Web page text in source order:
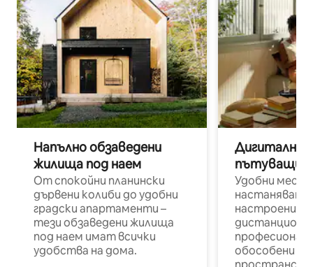
Напълно обзаведени
жилища под наем
От спокойни планински
дървени колиби до удобни
градски апартаменти –
тези обзаведени жилища
под наем имат всички
удобства на дома.
Дигитални
пътуващи
Удобни
настаняване
настроени и
обособени